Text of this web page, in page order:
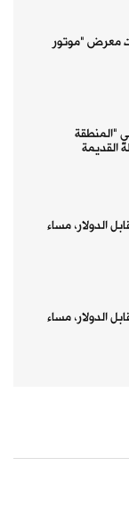
معرض "موتور
"المنطقة
القديمة
الدولار، مساء
الدولار، مساء